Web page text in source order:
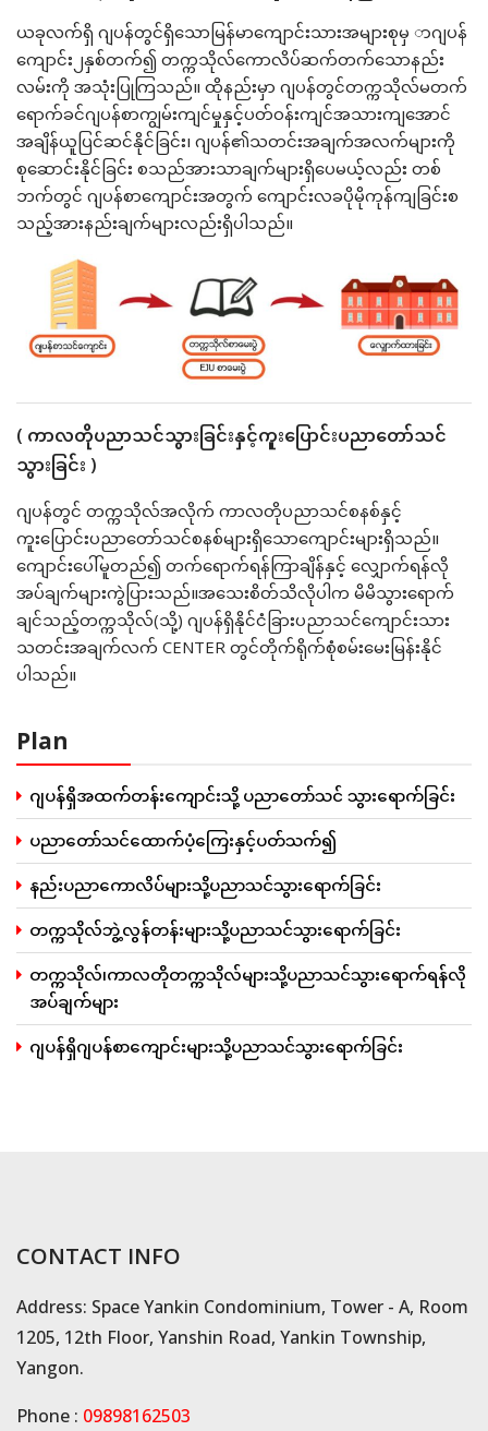
ယခုလက်ရှိ ဂျပန်တွင်ရှိသောမြန်မာကျောင်းသားအများစုမှ ာဂျပန်
ကျောင်း၂နှစ်တက်၍ တက္ကသိုလ်ကောလိပ်ဆက်တက်သောနည်း
လမ်းကို အသုံးပြုကြသည်။ ထိုနည်းမှာ ဂျပန်တွင်တက္ကသိုလ်မတက်
ရောက်ခင်ဂျပန်စာကျွမ်းကျင်မှုနှင့်ပတ်ဝန်းကျင်အသားကျအောင်
အချိန်ယူပြင်ဆင်နိုင်ခြင်း၊ ဂျပန်၏သတင်းအချက်အလက်များကို
စုဆောင်းနိုင်ခြင်း စသည်အားသာချက်များရှိပေမယ့်လည်း တစ်
ဘက်တွင် ဂျပန်စာကျောင်းအတွက် ကျောင်းလခပိုမိုကုန်ကျခြင်းစ
သည့်အားနည်းချက်များလည်းရှိပါသည်။
( ကာလတိုပညာသင်သွားခြင်းနှင့်ကူးပြောင်းပညာတော်သင်
သွားခြင်း )
ဂျပန်တွင် တက္ကသိုလ်အလိုက် ကာလတိုပညာသင်စနစ်နှင့်
ကူးပြောင်းပညာတော်သင်စနစ်များရှိသောကျောင်းများရှိသည်။
ကျောင်းပေါ်မူတည်၍ တက်ရောက်ရန်ကြာချိန်နှင့် လျှောက်ရန်လို
အပ်ချက်များကွဲပြားသည်။အသေးစိတ်သိလိုပါက မိမိသွားရောက်
ချင်သည့်တက္ကသိုလ်(သို့) ဂျပန်ရှိနိုင်ငံခြားပညာသင်ကျောင်းသား
သတင်းအချက်လက် CENTER တွင်တိုက်ရိုက်စုံစမ်းမေးမြန်းနိုင်
ပါသည်။
Plan
ဂျပန်ရှိအထက်တန်းကျောင်းသို့ ပညာတော်သင် သွားရောက်ခြင်း
ပညာတော်သင်ထောက်ပံ့ကြေးနှင့်ပတ်သက်၍
နည်းပညာကောလိပ်များသို့ပညာသင်သွားရောက်ခြင်း
တက္ကသိုလ်ဘွဲ့လွန်တန်းများသို့ပညာသင်သွားရောက်ခြင်း
တက္ကသိုလ်၊ကာလတိုတက္ကသိုလ်များသို့ပညာသင်သွားရောက်ရန်လို
အပ်ချက်များ
ဂျပန်ရှိဂျပန်စာကျောင်းများသို့ပညာသင်သွားရောက်ခြင်း
CONTACT INFO
Address: Space Yankin Condominium, Tower - A, Room
1205, 12th Floor, Yanshin Road, Yankin Township,
Yangon.
Phone : 09898162503